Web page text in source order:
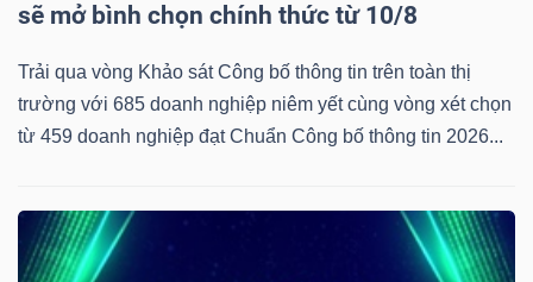
sẽ mở bình chọn chính thức từ 10/8
Trải qua vòng Khảo sát Công bố thông tin trên toàn thị
trường với 685 doanh nghiệp niêm yết cùng vòng xét chọn
từ 459 doanh nghiệp đạt Chuẩn Công bố thông tin 2026...